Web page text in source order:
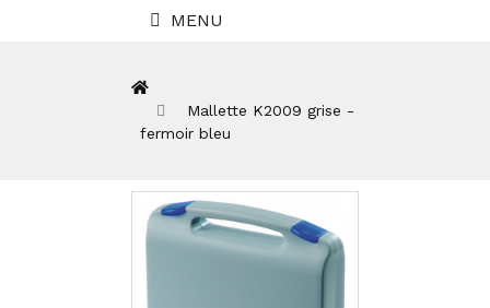
MENU
Mallette K2009 grise -
fermoir bleu